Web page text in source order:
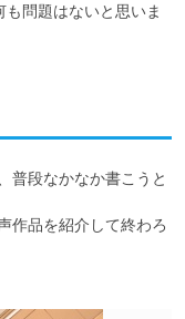
問題はないと思いま
普段なかなか書こうと
作品を紹介して終わろ